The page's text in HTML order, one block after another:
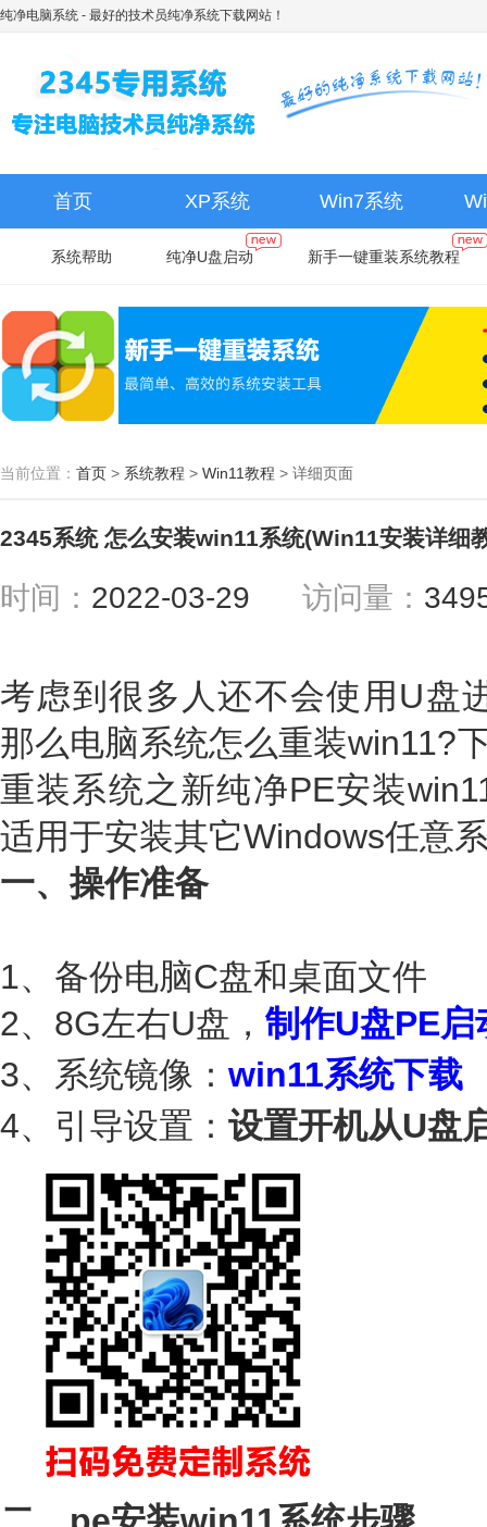
纯净电脑系统 - 最好的技术员纯净系统下载网站！
首页 XP系统 Win7系统
系统帮助 纯净U盘启动 新手一键重装系统教程
当前位置： 首页 > 系统教程 > Win11教程 > 详细页面
2345系统 怎么安装win11系统(Win11安装详细
时间： 2022-03-29 访问量：
考虑到很多人还不会使用U盘
那么电脑系统怎么重装win11?
重装系统之新纯净PE安装
适用于安装其它Windows任意
一、操作准备
1、备份电脑C盘和桌面文件
2、8G左右U盘， 制作U盘PE启
3、系统镜像： win11系统下载
4、引导设置： 设置开机从U盘